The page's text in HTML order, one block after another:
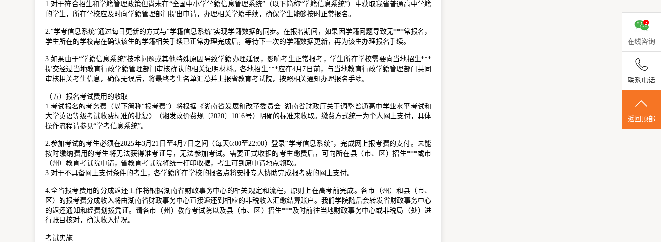
1.对于符合招生和学籍管理政策但尚未在“全国中小学学籍信息管理系统”（以下简称“学籍信息系统”）中获取我省普通高中学籍
的学生，所在学校应及时向学籍管理部门提出申请，办理相关学籍手续，确保学生能够按时正常报名。
2.“学考信息系统”通过每日更新的方式与“学籍信息系统”实现学籍数据的同步。在报名期间，如果因学籍问题导致无***常报名，
学生所在的学校需在确认该生的学籍相关手续已正常办理完成后，等待下一次的学籍数据更新，再为该生办理报名手续。
3.如果由于“学籍信息系统”技术问题或其他特殊原因导致学籍办理延误，影响考生正常报考，学生所在学校需要向当地招生***
提交经过当地教育行政学籍管理部门审核确认的相关证明材料。各地招生***应在4月7日前，与当地教育行政学籍管理部门共同
审核相关考生信息，确保无误后，将最终考生名单汇总并上报省教育考试院，按照相关通知办理报名手续。
（五）报名考试费用的收取
1.考试报名的考务费（以下简称“报考费”）将根据《湖南省发展和改革委员会 湖南省财政厅关于调整普通高中学业水平考试和
大学英语等级考试收费标准的批复》（湘发改价费规〔2020〕1016号）明确的标准来收取。缴费方式统一为个人网上支付，具体
操作流程请参见“学考信息系统”。
2.参加考试的考生必须在2025年3月21日至4月7日之间（每天6:00至22:00）登录“学考信息系统”，完成网上报考费的支付。未能
按时缴纳费用的考生将无法获得准考证号，无法参加考试。需要正式收据的考生缴费后，可向所在县（市、区）招生***或市
（州）教育考试院申请，省教育考试院将统一打印收据，考生可到原申请地点领取。
3.对于不具备网上支付条件的考生，各学籍所在学校的报名点将安排专人协助完成报考费的网上支付。
4.全省报考费用的分成返还工作将根据湖南省财政事务中心的相关规定和流程，原则上在高考前完成。各市（州）和县（市、
区）的报考费分成收入将由湖南省财政事务中心直接返还到相应的非税收入汇缴结算账户。我们学院随后会转发省财政事务中心
的返还通知和经费划拨凭证。请各市（州）教育考试院以及县（市、区）招生***及时前往当地财政事务中心或非税局（处）进
行账目核对，确认收入情况。
考试实施
在线咨询
联系电话
返回顶部